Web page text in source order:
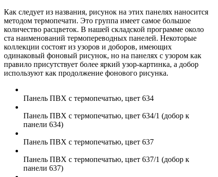
Как следует из названия, рисунок на этих панелях наносится
методом термопечати. Это группа имеет самое большое
количество расцветок. В нашей складской программе около
ста наименований термопереводных панелей. Некоторые
коллекции состоят из узоров и доборов, имеющих
одинаковый фоновый рисунок, но на панелях с узором как
правило присутствует более яркий узор-картинка, а добор
используют как продолжение фонового рисунка.
Панель ПВХ с термопечатью, цвет 634
Панель ПВХ с термопечатью, цвет 634/1 (добор к
панели 634)
Панель ПВХ с термопечатью, цвет 637
Панель ПВХ с термопечатью, цвет 637/1 (добор к
панели 637)